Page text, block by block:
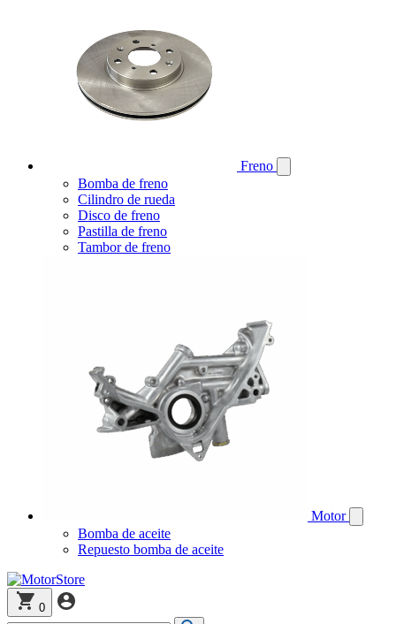
Freno
Bomba de freno
Cilindro de rueda
Disco de freno
Pastilla de freno
Tambor de freno
Motor
Bomba de aceite
Repuesto bomba de aceite
0